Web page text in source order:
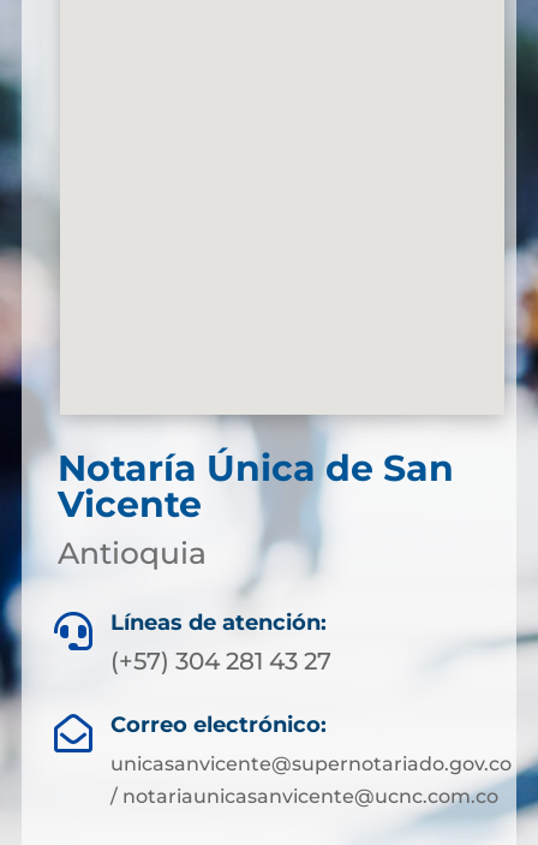
Notaría Única de San
Vicente
Antioquia
 Líneas de atención:
(+57) 304 281 43 27
 Correo electrónico:
unicasanvicente@supernotariado.gov.co
/ notariaunicasanvicente@ucnc.com.co